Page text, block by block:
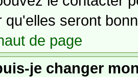
qu'elles seront
de page
je changer